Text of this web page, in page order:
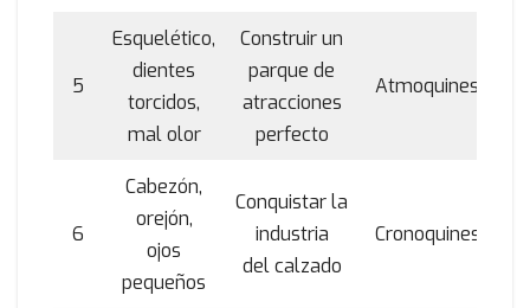
5
Esquelético,
dientes
torcidos,
mal olor
Construir un
parque de
atracciones
perfecto
Atmoquinesis
6
Cabezón,
orejón,
ojos
pequeños
Conquistar la
industria
del calzado
Cronoquinesis